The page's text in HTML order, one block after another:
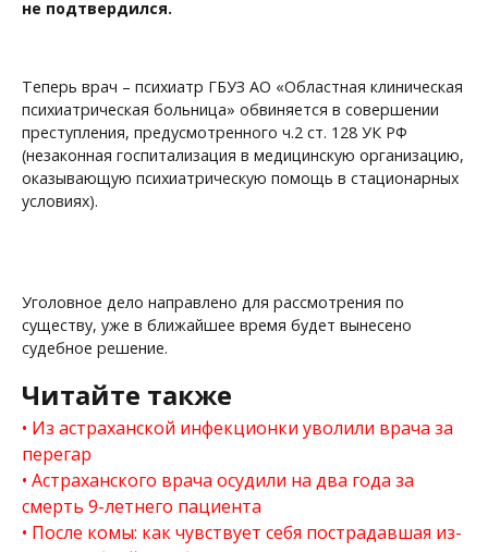
не подтвердился.
Теперь врач – психиатр ГБУЗ АО «Областная клиническая
психиатрическая больница» обвиняется в совершении
преступления, предусмотренного ч.2 ст. 128 УК РФ
(незаконная госпитализация в медицинскую организацию,
оказывающую психиатрическую помощь в стационарных
условиях).
Уголовное дело направлено для рассмотрения по
существу, уже в ближайшее время будет вынесено
судебное решение.
Читайте также
Из астраханской инфекционки уволили врача за
перегар
Астраханского врача осудили на два года за
смерть 9-летнего пациента
После комы: как чувствует себя пострадавшая из-